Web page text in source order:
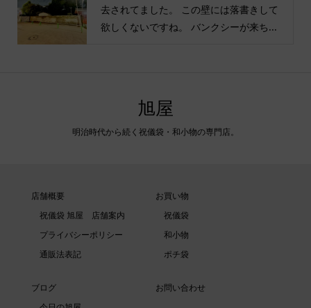
去されてました。 この壁には落書きして
欲しくないですね。 バンクシーが来ち...
旭屋
明治時代から続く祝儀袋・和小物の専門店。
店舗概要
祝儀袋 旭屋 店舗案内
プライバシーポリシー
通販法表記
お買い物
祝儀袋
和小物
ポチ袋
ブログ
お問い合わせ